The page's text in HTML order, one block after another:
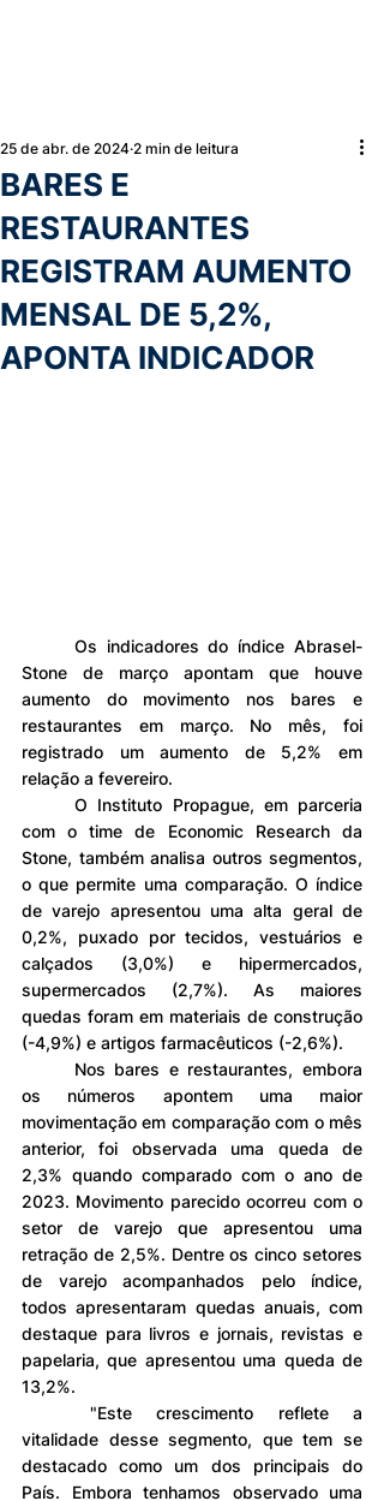
BARES E
RESTAURANTES
REGISTRAM AUMENTO
MENSAL DE 5,2%,
APONTA INDICADOR
25 de abr. de 2024 2 min de leitura
Stone de março apontam que houve
aumento do movimento nos bares e
restaurantes em março. No mês, foi
registrado um aumento de 5,2% em
relação a fevereiro.
	O Instituto Propague, em parceria
com o time de Economic Research da
Stone, também analisa outros segmentos,
o que permite uma comparação. O índice
de varejo apresentou uma alta geral de
0,2%, puxado por tecidos, vestuários e
calçados (3,0%) e hipermercados,
supermercados (2,7%). As maiores
quedas foram em materiais de construção
(-4,9%) e artigos farmacêuticos (-2,6%).
os números apontem uma maior
movimentação em comparação com o mês
anterior, foi observada uma queda de
2,3% quando comparado com o ano de
2023. Movimento parecido ocorreu com o
setor de varejo que apresentou uma
retração de 2,5%. Dentre os cinco setores
de varejo acompanhados pelo índice,
todos apresentaram quedas anuais, com
destaque para livros e jornais, revistas e
papelaria, que apresentou uma queda de
13,2%.
vitalidade desse segmento, que tem se
destacado como um dos principais do
País. Embora tenhamos observado uma